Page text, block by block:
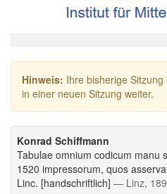
Hinweis: Ihre bisherige
in einer neuen Sitzung weiter.
Konrad Schiffmann
Tabulae omnium codicum manu
1520 impressorum, quos
Linc. [handschriftlich] — Linz,